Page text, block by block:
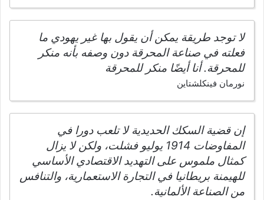
لا توجد طريقة يمكن أن يقول بها غير يهودي ما
فعلته في صناعة المحرقة دون وصفه بأنه منكر
للمحرقة. أنا أيضًا منكر للمحرقة
نورمان فينكلشتاين
إن قضية السكك الحديدية لا تلعب دورا في
المفاوضات 1914 يوليو فشلت، ولكن لا يزال
كمثال ملموس على التهديد الاقتصادي الأساسي
للهيمنة بريطانيا في التجارة الاستعمارية، والتنافس
من الصناعة الألمانية.